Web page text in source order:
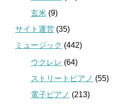
玄米 (9)
サイト運営 (35)
ミュージック (442)
ウクレレ (64)
ストリートピアノ (55)
電子ピアノ (213)